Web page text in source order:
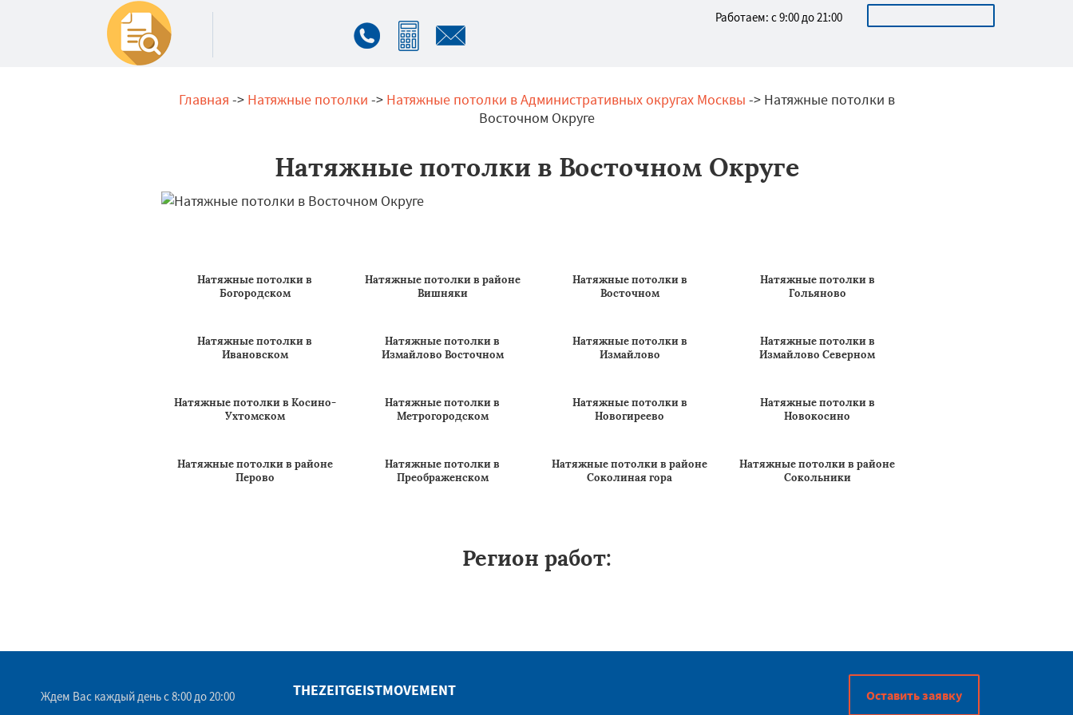
Работаем: с 9:00 до 21:00
Главная -> Натяжные потолки -> Натяжные потолки в Административных округах Москвы -> Натяжные потолки в
Восточном Округе
Натяжные потолки в Восточном Округе
Натяжные потолки в
Богородском
Натяжные потолки в районе
Вишняки
Натяжные потолки в
Восточном
Натяжные потолки в
Гольяново
Натяжные потолки в
Ивановском
Натяжные потолки в
Измайлово Восточном
Натяжные потолки в
Измайлово
Натяжные потолки в
Измайлово Северном